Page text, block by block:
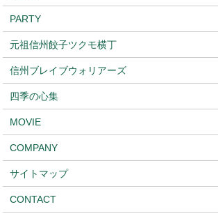
PARTY
元祖信州餃子ツクモ横丁
信州ブレイブウォリアーズ
四季の心集
MOVIE
COMPANY
サイトマップ
CONTACT